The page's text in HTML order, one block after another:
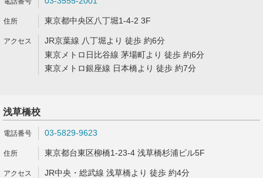
東京都中央区八丁堀1-4-2 3F
JR京葉線 八丁堀より 徒歩 約6分
東京メトロ日比谷線 茅場町より 徒歩 約6分
東京メトロ銀座線 日本橋より 徒歩 約7分
浅草橋校
03-5829-9623
東京都台東区柳橋1-23-4 浅草橋杉浦ビル5F
JR中央・総武線 浅草橋より 徒歩 約4分